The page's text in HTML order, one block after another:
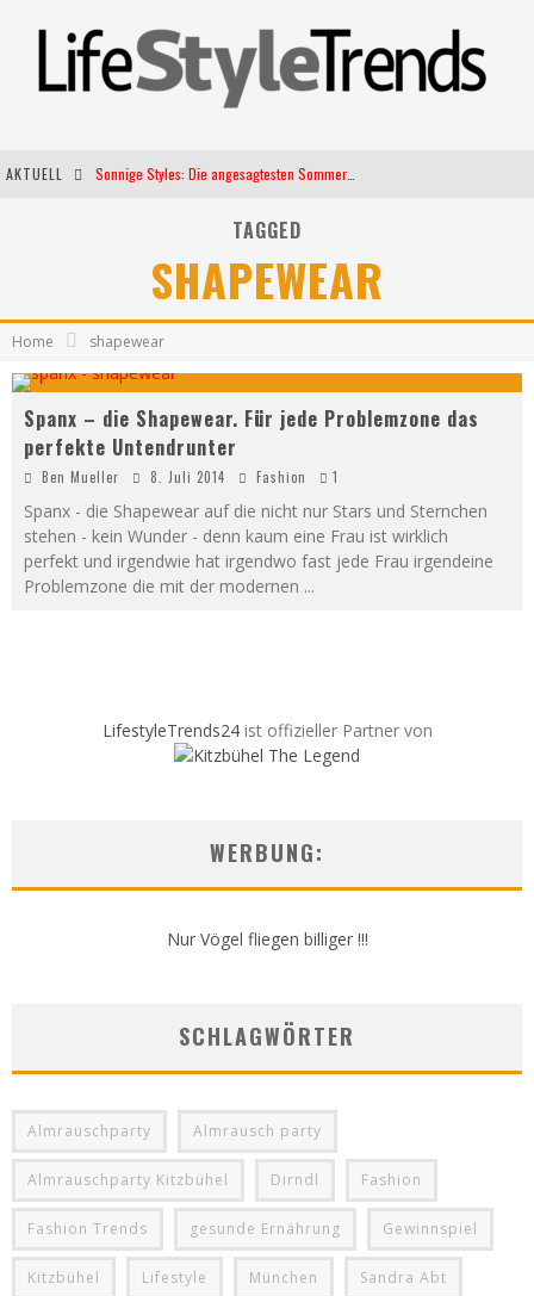
AKTUELL
Weltfrauentag - Eine Feier der Weiblichkeit
Kann unsere Ernährung das biologische Altern verlangsamen?
TAGGED
SHAPEWEAR
Home shapewear
Spanx – die Shapewear. Für jede Problemzone das
perfekte Untendrunter
Ben Mueller 8. Juli 2014 Fashion 1
Spanx - die Shapewear auf die nicht nur Stars und Sternchen
stehen - kein Wunder - denn kaum eine Frau ist wirklich
perfekt und irgendwie hat irgendwo fast jede Frau irgendeine
Problemzone die mit der modernen ...
LifestyleTrends24ist offizieller Partner von
WERBUNG:
Nur Vögel fliegen billiger !!!
SCHLAGWÖRTER
Almrauschparty Almrausch party
Almrauschparty Kitzbühel Dirndl Fashion
Fashion Trends gesunde Ernährung Gewinnspiel
Kitzbühel Lifestyle München Sandra Abt